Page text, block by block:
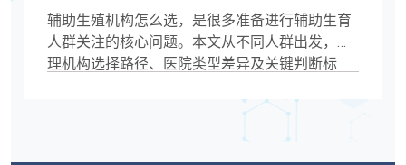
辅助生殖机构怎么选，是很多准备进行辅助生育
人群关注的核心问题。本文从不同人群出发，梳
理机构选择路径、医院类型差异及关键判断标
决策，辅助生殖机构怎么选,试管医院选择,辅助生